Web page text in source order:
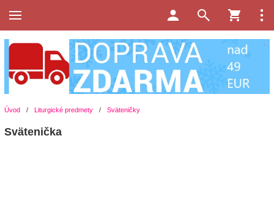
Úvod / Liturgické predmety / Sväteničky
Svätenička